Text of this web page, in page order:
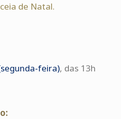
de Natal.
feira), das 13h